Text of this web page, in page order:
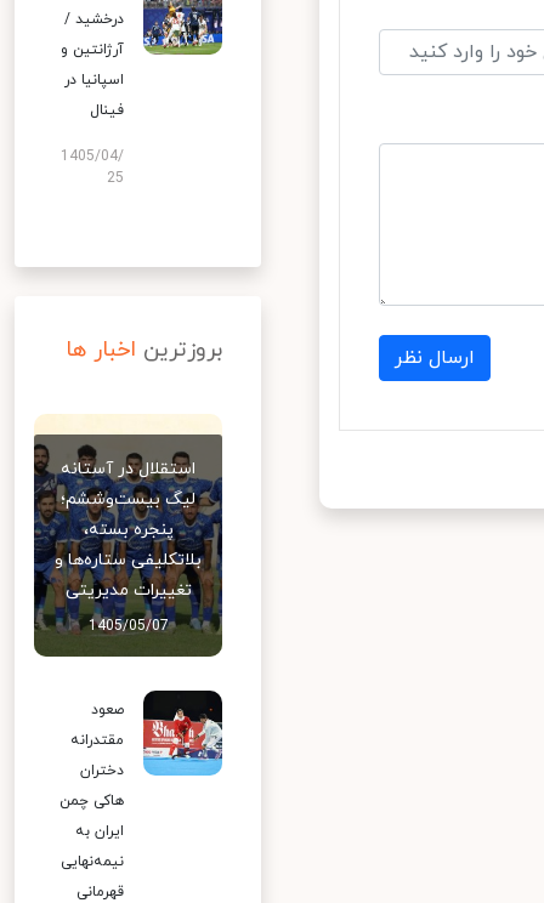
ارسال نظر
درخشید /
آرژانتین و
اسپانیا در
فینال
1405/04/
25
بروزترین اخبار ها
استقلال در آستانه
لیگ بیست‌وششم؛
پنجره بسته،
بلاتکلیفی ستاره‌ها و
تغییرات مدیریتی
1405/05/07
صعود
مقتدرانه
دختران
هاکی چمن
ایران به
نیمه‌نهایی
قهرمانی